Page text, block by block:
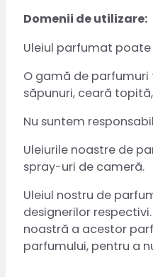
Domenii de utilizare:
Uleiul parfumat
O gamă de
săpunuri, ceară
Nu suntem
Uleiurile noastre de
spray-uri de cameră.
Uleiul nostru de
designerilor
noastră a acestor
parfumului, pentru a